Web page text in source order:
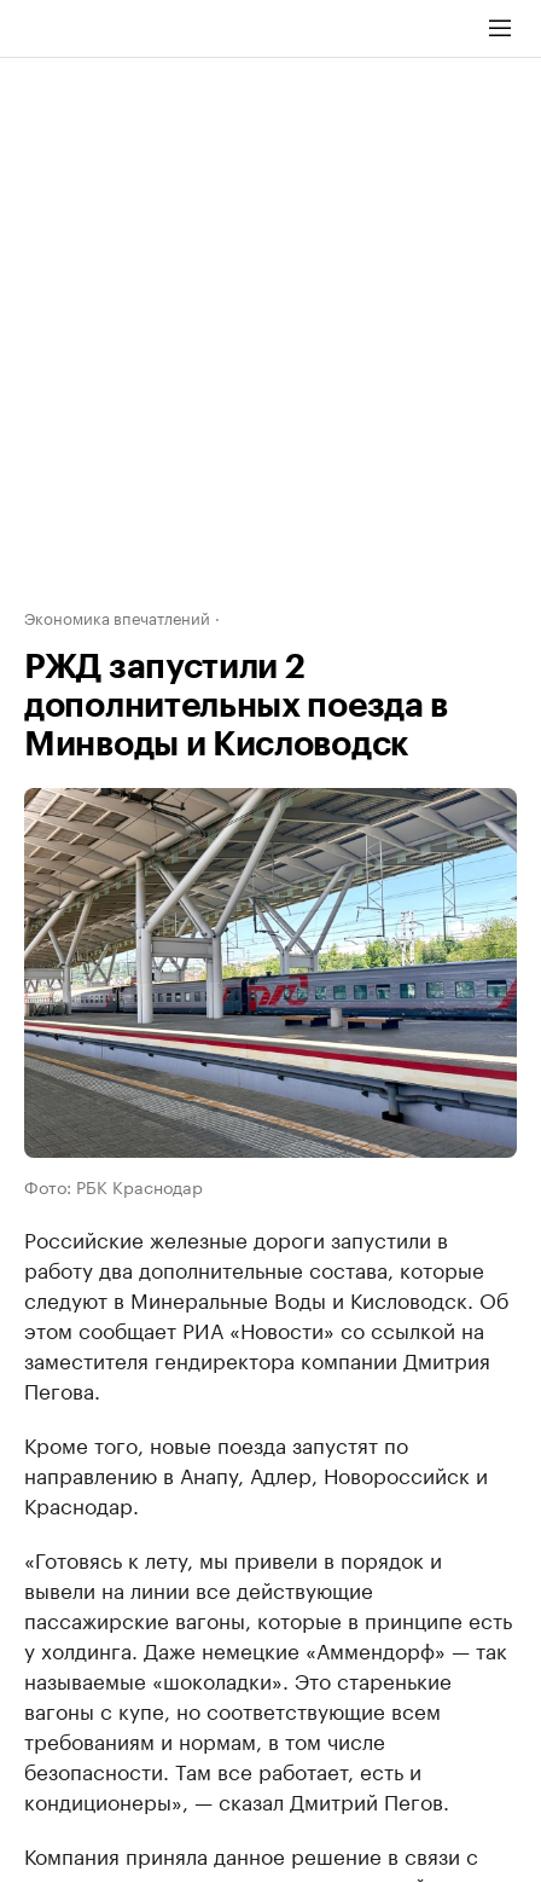
Экономика впечатлений
РЖД запустили 2
дополнительных поезда в
Минводы и Кисловодск
Фото: РБК Краснодар
Российские железные дороги запустили в
работу два дополнительные состава, которые
следуют в Минеральные Воды и Кисловодск. Об
этом сообщает РИА «Новости» со ссылкой на
заместителя гендиректора компании Дмитрия
Пегова.
Кроме того, новые поезда запустят по
направлению в Анапу, Адлер, Новороссийск и
Краснодар.
«Готовясь к лету, мы привели в порядок и
вывели на линии все действующие
пассажирские вагоны, которые в принципе есть
у холдинга. Даже немецкие «Аммендорф» — так
называемые «шоколадки». Это старенькие
вагоны с купе, но соответствующие всем
требованиям и нормам, в том числе
безопасности. Там все работает, есть и
кондиционеры», — сказал Дмитрий Пегов.
Компания приняла данное решение в связи с